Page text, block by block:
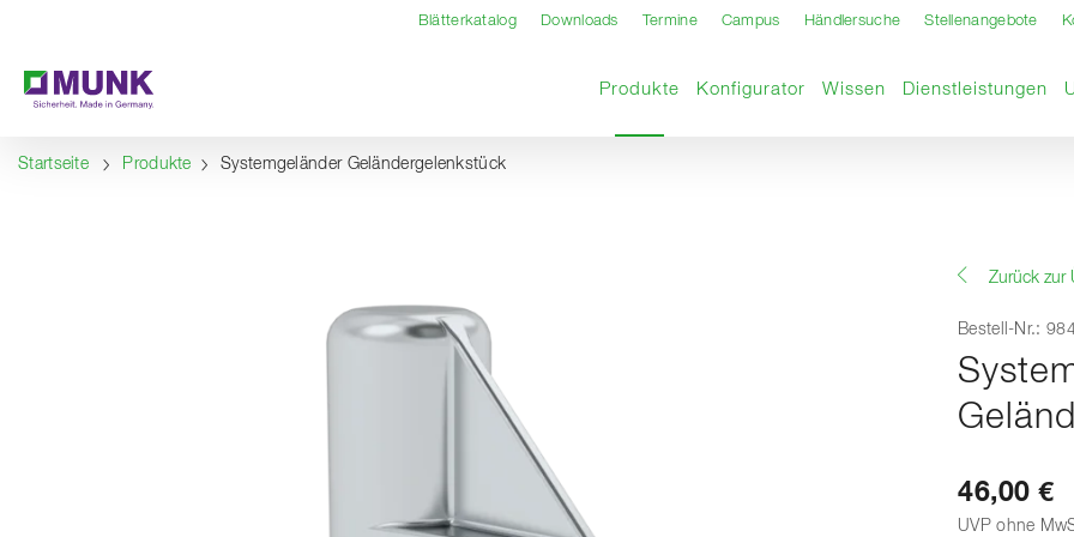
Blätterkatalog Downloads Termine Campus Händlersuche Stellenangebote
Produkte Aktuelle Seite
Konfigurator Wissen Dienstleistungen
Startseite Produkte Systemgeländer Geländergelenkstück
Zurück zur
Bestell-Nr.:
46,00 €
UVP ohne